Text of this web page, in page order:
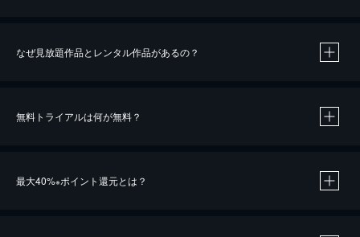
なぜ見放題作品とレンタル作品があるの？
無料トライアルは何が無料？
最大40%※ポイント還元とは？